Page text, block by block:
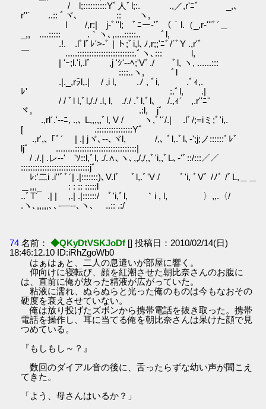
/ l;::::::::::Yﾞ人ﾞl;:. .,／,r'ﾆﾞ _,､
r''´ ..:: ﾞヾ､ :: ヽ,
l /,r:| j‐ﾞ''l; ﾞﾆー‐'ﾞ （｀l.（_,r‐'''ﾞ´＿
_,, ....::::: .｀ヽ､,....:::::.. ﾞl,
.!. .lﾞlﾞﾚ'>‐ﾞ | ト;ﾞi,l､ﾉ,r;;'ﾆﾞ/´ﾞY .,r'ﾞ
￣ .....::::::::::::::::::::::::.ﾞヽ､::: l,
| 'ｰ;l.'i,.lﾞ ,j 'ｼ'‐-ﾍ;'Vﾞ./ ﾞl, ヽ, ......:::
::::..ヽ, ﾞl
.|._,rﾗl,.| / ,i l, .ﾉ , ﾞi, .ﾞｨ,.
ﾚ' :.ﾞl, .|
/ / ﾞl l,ﾞl,/./ .l, l, ././ .ﾞl,ﾞl､ /.,ｨ´ ,.r''ﾆ''
ヾ, .:l, jﾞ
.,rl´.'-‐ﾆ, .,､ L,,,,,ﾞl, V / ヽ,ﾞ'´/.| .lﾞ/;=iミ;ﾞ'i,.
[ .:::::::::::::::Yﾞ
.,r',､ ｢ﾞ´ | .| jヾ､--､ヾl, /,､ ﾞl,.ﾞl､-';j;ノ::::::ﾞﾚﾞ
ljﾞ ........::::::::::::::::::::::::::|
/ ./.| .レ-‐' 'ｿ::l,ﾞl, ./.∧､ヽ､,,/,/,,ﾞ'i,,ﾞL､‐'ﾞ::/:::／／
:::::::::::::::::::::::::::::jﾞ
ﾚ:'二i .i''ﾞﾞ´| .|:::::::)､V.lﾞ ﾞl,.ﾞ'V / ﾞ'i, ﾞVﾞ /ﾉﾞ /ﾞL,＿＿
＿,,,_ : : :: :::::l
..ﾞT´ .| | ,.| .|::::::/ ﾞ'i,ﾞl, ｀i , l, 〉,,.〈/
.ヽ､,,,,,､､-―‐-､ヽ､ ..:: .:/
74 名前： ◆QKyDtVSKJoDf [] 投稿日：2010/02/14(日)
18:46:12.10 ID:iRhZgoWb0
はぁはぁと、二人の息遣いが部屋に響く。
仰向けに寝転び、顔を紅潮させた朝比奈さんのお腹に
は、直前に俺が放った精液が広がっていた。
粘液に濡れ、ぬらぬらと光った俺のものは今もなおその
硬度を衰えさせていない。
俺は放り投げたズボンから携帯電話を抜き取った。携帯
電話を操作し、耳に当てる俺を朝比奈さんは呆けた顔で見
つめている。
『もしもし～？』
数回のダイアル音の後に、舌ったらずな幼い声が聞こえ
てきた。
「よう、母さんはいるか？」